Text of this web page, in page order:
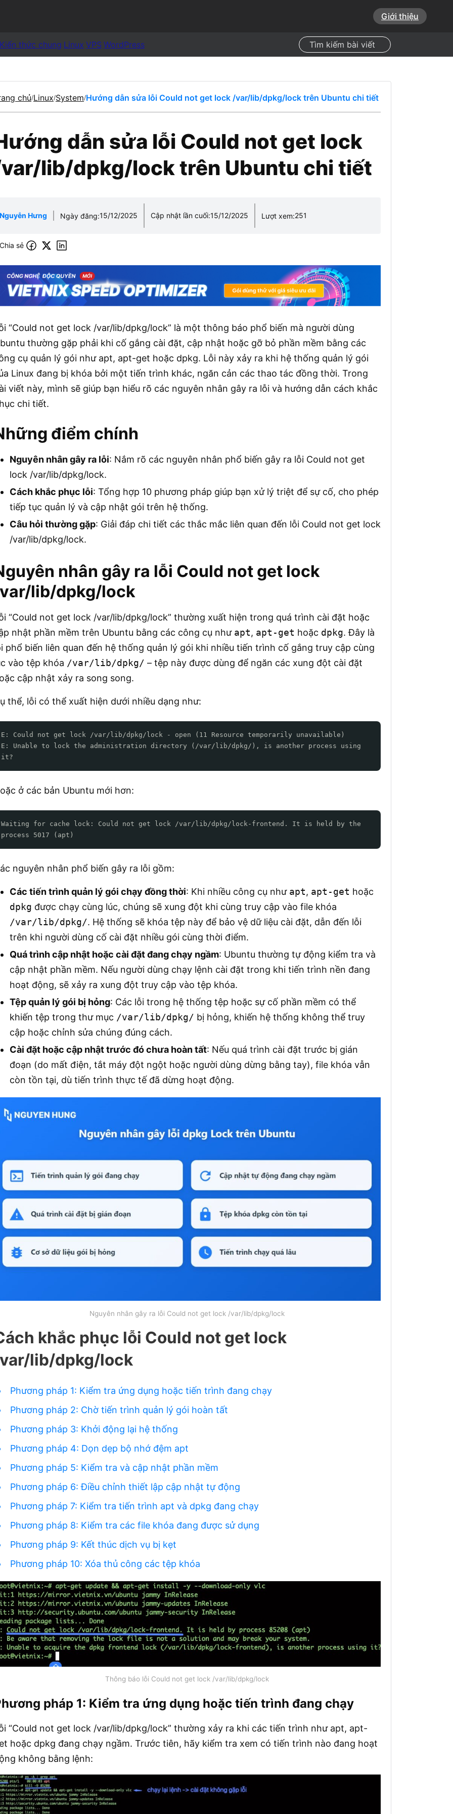
Giới thiệu
Kiến thức chung Linux VPS WordPress
Search
chủ/Linux/System/Hướng dẫn sửa lỗi Could not get lock /var/lib/dpkg/lock trên Ubuntu chi tiết
dẫn sửa lỗi Could not get lock
lib/dpkg/lock trên Ubuntu chi tiết
Nguyễn Hưng Ngày đăng:15/12/2025 Cập nhật lần cuối:15/12/2025 Lượt xem:251
Chia sẻ
“Could not get lock /var/lib/dpkg/lock” là một thông báo phổ biến mà người dùng
thường gặp phải khi cố gắng cài đặt, cập nhật hoặc gỡ bỏ phần mềm bằng các
cụ quản lý gói như apt, apt-get hoặc dpkg. Lỗi này xảy ra khi hệ thống quản lý gói
Linux đang bị khóa bởi một tiến trình khác, ngăn cản các thao tác đồng thời. Trong
viết này, mình sẽ giúp bạn hiểu rõ các nguyên nhân gây ra lỗi và hướng dẫn cách khắc
chi tiết.
điểm chính
Nguyên nhân gây ra lỗi: Nắm rõ các nguyên nhân phổ biến gây ra lỗi Could not get
lock /var/lib/dpkg/lock.
Cách khắc phục lỗi: Tổng hợp 10 phương pháp giúp bạn xử lý triệt để sự cố, cho phép
tiếp tục quản lý và cập nhật gói trên hệ thống.
Câu hỏi thường gặp: Giải đáp chi tiết các thắc mắc liên quan đến lỗi Could not get lock
/var/lib/dpkg/lock.
nhân gây ra lỗi Could not get lock
lib/dpkg/lock
“Could not get lock /var/lib/dpkg/lock” thường xuất hiện trong quá trình cài đặt hoặc
nhật phần mềm trên Ubuntu bằng các công cụ như apt, apt-get hoặc dpkg. Đây là
phổ biến liên quan đến hệ thống quản lý gói khi nhiều tiến trình cố gắng truy cập cùng
vào tệp khóa /var/lib/dpkg/ – tệp này được dùng để ngăn các xung đột cài đặt
cập nhật xảy ra song song.
thể, lỗi có thể xuất hiện dưới nhiều dạng như:
E: Could not get lock /var/lib/dpkg/lock - open (11 Resource temporarily unavailable)
E: Unable to lock the administration directory (/var/lib/dpkg/), is another process using
it?
ở các bản Ubuntu mới hơn:
Waiting for cache lock: Could not get lock /var/lib/dpkg/lock-frontend. It is held by the
process 5017 (apt)
nguyên nhân phổ biến gây ra lỗi gồm:
Các tiến trình quản lý gói chạy đồng thời: Khi nhiều công cụ như apt, apt-get hoặc
dpkg được chạy cùng lúc, chúng sẽ xung đột khi cùng truy cập vào file khóa
/var/lib/dpkg/. Hệ thống sẽ khóa tệp này để bảo vệ dữ liệu cài đặt, dẫn đến lỗi
trên khi người dùng cố cài đặt nhiều gói cùng thời điểm.
Quá trình cập nhật hoặc cài đặt đang chạy ngầm: Ubuntu thường tự động kiểm tra và
cập nhật phần mềm. Nếu người dùng chạy lệnh cài đặt trong khi tiến trình nền đang
hoạt động, sẽ xảy ra xung đột truy cập vào tệp khóa.
Tệp quản lý gói bị hỏng: Các lỗi trong hệ thống tệp hoặc sự cố phần mềm có thể
khiến tệp trong thư mục /var/lib/dpkg/ bị hỏng, khiến hệ thống không thể truy
cập hoặc chỉnh sửa chúng đúng cách.
Cài đặt hoặc cập nhật trước đó chưa hoàn tất: Nếu quá trình cài đặt trước bị gián
đoạn (do mất điện, tắt máy đột ngột hoặc người dùng dừng bằng tay), file khóa vẫn
còn tồn tại, dù tiến trình thực tế đã dừng hoạt động.
Nguyên nhân gây ra lỗi Could not get lock /var/lib/dpkg/lock
khắc phục lỗi Could not get lock
lib/dpkg/lock
Phương pháp 1: Kiểm tra ứng dụng hoặc tiến trình đang chạy
Phương pháp 2: Chờ tiến trình quản lý gói hoàn tất
Phương pháp 3: Khởi động lại hệ thống
Phương pháp 4: Dọn dẹp bộ nhớ đệm apt
Phương pháp 5: Kiểm tra và cập nhật phần mềm
Phương pháp 6: Điều chỉnh thiết lập cập nhật tự động
Phương pháp 7: Kiểm tra tiến trình apt và dpkg đang chạy
Phương pháp 8: Kiểm tra các file khóa đang được sử dụng
Phương pháp 9: Kết thúc dịch vụ bị kẹt
Phương pháp 10: Xóa thủ công các tệp khóa
Thông báo lỗi Could not get lock /var/lib/dpkg/lock
pháp 1: Kiểm tra ứng dụng hoặc tiến trình đang chạy
“Could not get lock /var/lib/dpkg/lock” thường xảy ra khi các tiến trình như apt, apt-
hoặc dpkg đang chạy ngầm. Trước tiên, hãy kiểm tra xem có tiến trình nào đang hoạt
không bằng lệnh: